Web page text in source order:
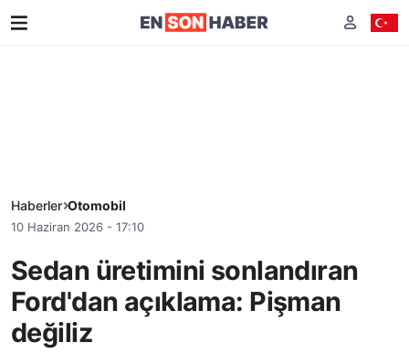
Haberler Otomobil
10 Haziran 2026 - 17:10
Sedan üretimini sonlandıran
Ford'dan açıklama: Pişman
değiliz